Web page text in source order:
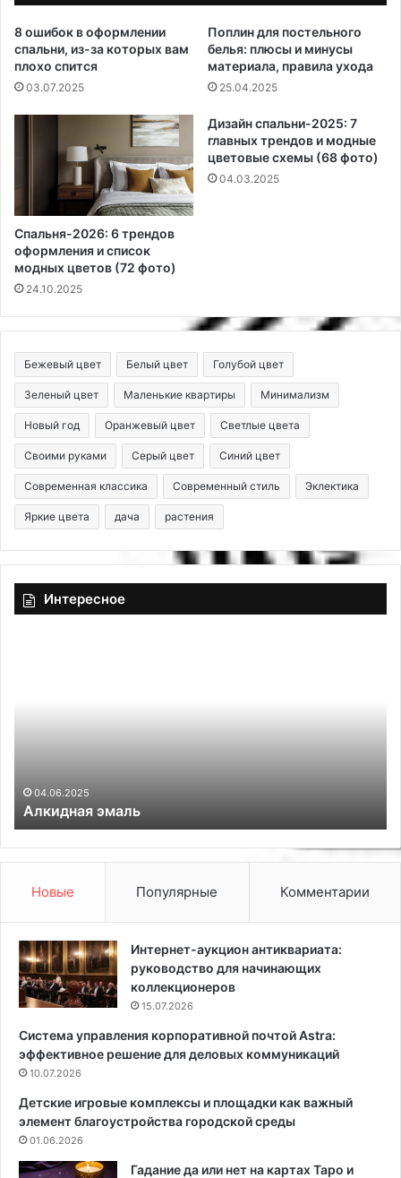
8 ошибок в оформлении
спальни, из-за которых вам
плохо спится
03.07.2025
Поплин для постельного
белья: плюсы и минусы
материала, правила ухода
25.04.2025
Спальня-2026: 6 трендов
оформления и список
модных цветов (72 фото)
24.10.2025
Дизайн спальни-2025: 7
главных трендов и модные
цветовые схемы (68 фото)
04.03.2025
Бежевый цвет Белый цвет Голубой цвет
Зеленый цвет Маленькие квартиры Минимализм
Новый год Оранжевый цвет Светлые цвета
Своими руками Серый цвет Синий цвет
Современная классика Современный стиль Эклектика
Яркие цвета дача растения
Интересное
а
л
ь
04.06.2025
Алкидная эмаль
т
ь
с
Новые Популярные Комментарии
Интернет-аукцион антиквариата:
руководство для начинающих
коллекционеров
15.07.2026
Система управления корпоративной почтой Astra:
эффективное решение для деловых коммуникаций
10.07.2026
Детские игровые комплексы и площадки как важный
элемент благоустройства городской среды
01.06.2026
Гадание да или нет на картах Таро и